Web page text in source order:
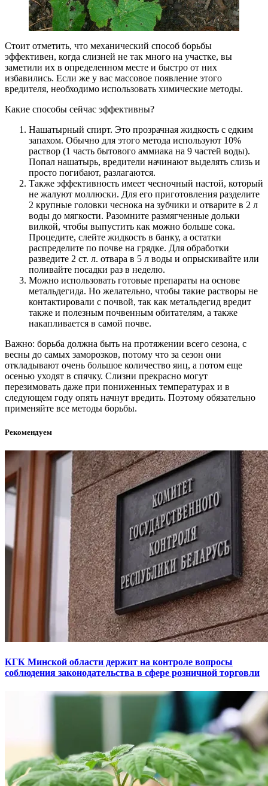
Стоит отметить, что механический способ борьбы
эффективен, когда слизней не так много на участке, вы
заметили их в определенном месте и быстро от них
избавились. Если же у вас массовое появление этого
вредителя, необходимо использовать химические методы.
Какие способы сейчас эффективны?
Нашатырный спирт. Это прозрачная жидкость с едким
запахом. Обычно для этого метода используют 10%
раствор (1 часть бытового аммиака на 9 частей воды).
Попал нашатырь, вредители начинают выделять слизь и
просто погибают, разлагаются.
Также эффективность имеет чесночный настой, который
не жалуют моллюски. Для его приготовления разделите
2 крупные головки чеснока на зубчики и отварите в 2 л
воды до мягкости. Разомните размягченные дольки
вилкой, чтобы выпустить как можно больше сока.
Процедите, слейте жидкость в банку, а остатки
распределите по почве на грядке. Для обработки
разведите 2 ст. л. отвара в 5 л воды и опрыскивайте или
поливайте посадки раз в неделю.
Можно использовать готовые препараты на основе
метальдегида. Но желательно, чтобы такие растворы не
контактировали с почвой, так как метальдегид вредит
также и полезным почвенным обитателям, а также
накапливается в самой почве.
Важно: борьба должна быть на протяжении всего сезона, с
весны до самых заморозков, потому что за сезон они
откладывают очень большое количество яиц, а потом еще
осенью уходят в спячку. Слизни прекрасно могут
перезимовать даже при пониженных температурах и в
следующем году опять начнут вредить. Поэтому обязательно
применяйте все методы борьбы.
Рекомендуем
КГК Минской области держит на контроле вопросы
соблюдения законодательства в сфере розничной торговли